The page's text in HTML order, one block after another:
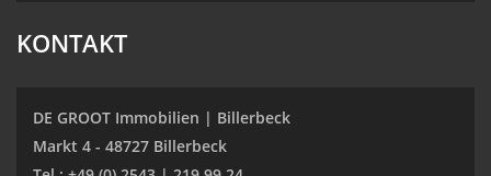
KONTAKT
DE GROOT Immobilien | Billerbeck
Markt 4 - 48727 Billerbeck